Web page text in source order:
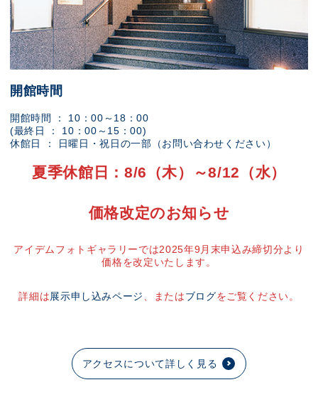
開館時間
開館時間 ： 10：00～18：00
(最終日 ： 10：00～15：00)
休館日 ： 日曜日・祝日の一部（お問い合わせください）
夏季休館日：8/6（木）～8/12（水）
価格改定のお知らせ
アイデムフォトギャラリーでは2025年9月末申込み締切分より
価格を改定いたします。
詳細は展示申し込みページ 、またはブログをご覧ください。
アクセスについて詳しく見る